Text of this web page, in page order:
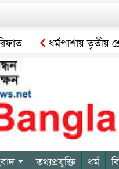
ধর্মপাশায় তৃতীয়
প্রস্তর স্থাপন
তথ্যপ্রযুক্তি ধর্ম